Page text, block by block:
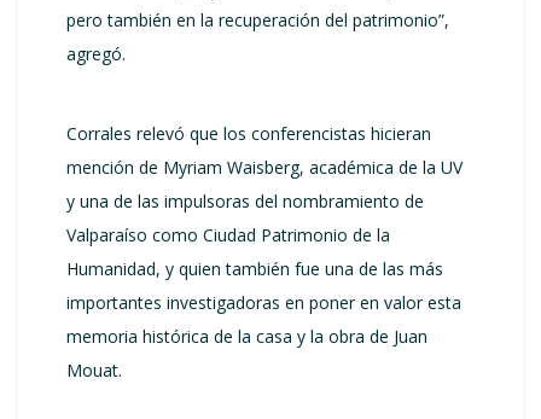
pero también en la recuperación del patrimonio”,
agregó.
Corrales relevó que los conferencistas hicieran
mención de Myriam Waisberg, académica de la UV
y una de las impulsoras del nombramiento de
Valparaíso como Ciudad Patrimonio de la
Humanidad, y quien también fue una de las más
importantes investigadoras en poner en valor esta
memoria histórica de la casa y la obra de Juan
Mouat.